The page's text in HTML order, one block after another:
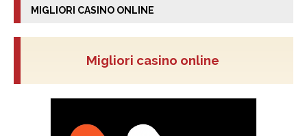
MIGLIORI CASINO ONLINE
Migliori casino online